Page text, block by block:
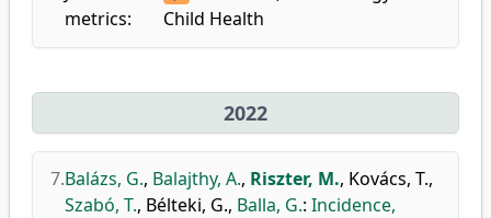
metrics:
Child Health
2022
7.Balázs, G., Balajthy, A., Riszter, M., Kovács, T.,
Szabó, T., Bélteki, G., Balla, G.: Incidence,